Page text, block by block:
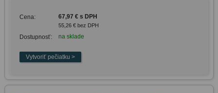
Cena: 67,97 € s DPH
55,26 € bez DPH
Dostupnosť: na sklade